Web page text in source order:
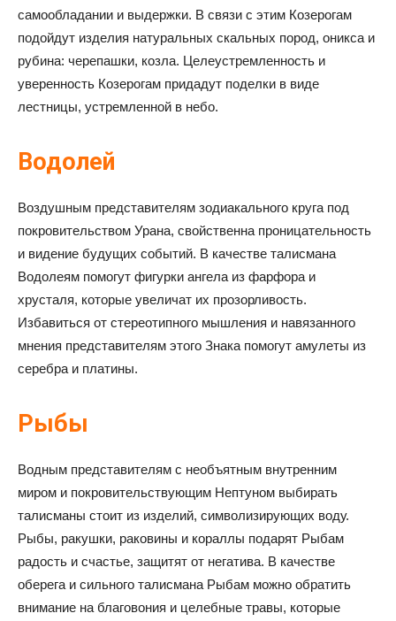
самообладании и выдержки. В связи с этим Козерогам
подойдут изделия натуральных скальных пород, оникса и
рубина: черепашки, козла. Целеустремленность и
уверенность Козерогам придадут поделки в виде
лестницы, устремленной в небо.
Водолей
Воздушным представителям зодиакального круга под
покровительством Урана, свойственна проницательность
и видение будущих событий. В качестве талисмана
Водолеям помогут фигурки ангела из фарфора и
хрусталя, которые увеличат их прозорливость.
Избавиться от стереотипного мышления и навязанного
мнения представителям этого Знака помогут амулеты из
серебра и платины.
Рыбы
Водным представителям с необъятным внутренним
миром и покровительствующим Нептуном выбирать
талисманы стоит из изделий, символизирующих воду.
Рыбы, ракушки, раковины и кораллы подарят Рыбам
радость и счастье, защитят от негатива. В качестве
оберега и сильного талисмана Рыбам можно обратить
внимание на благовония и целебные травы, которые